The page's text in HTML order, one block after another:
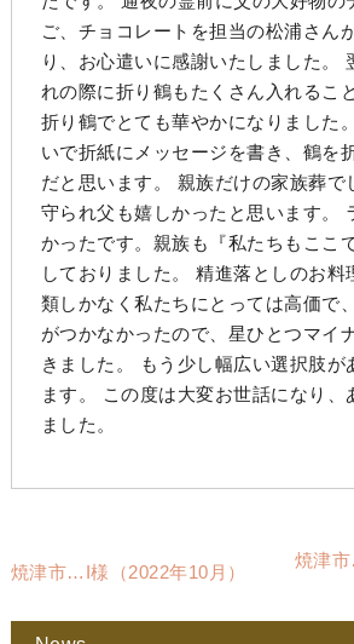
ご、チョコレートを担当の松浦さん
り、お心遣いに感謝いたしました。
れの際に折り鶴もたくさん入れるこ
折り鶴でとても華やかになりました
いで折紙にメッセージを書き、鶴を
だと思います。 親族だけの家族葬で
守られ父も嬉しかったと思います。
かったです。親族も『私たちもここ
しておりました。 精進落としのお料
類しかなく私たちにとっては高価で
がつかなかったので、星ひとつマイ
きました。 もう少し幅広い選択肢が
ます。 この度は大変お世話になり、
ました。
焼津市…I様（2022年10月）
焼津